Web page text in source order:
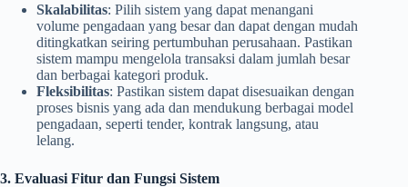
Skalabilitas: Pilih sistem yang dapat menangani
volume pengadaan yang besar dan dapat dengan mudah
ditingkatkan seiring pertumbuhan perusahaan. Pastikan
sistem mampu mengelola transaksi dalam jumlah besar
dan berbagai kategori produk.
Fleksibilitas: Pastikan sistem dapat disesuaikan dengan
proses bisnis yang ada dan mendukung berbagai model
pengadaan, seperti tender, kontrak langsung, atau
lelang.
3. Evaluasi Fitur dan Fungsi Sistem